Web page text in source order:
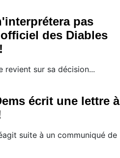
pas
officiel des Diables
revient sur sa décision...
écrit une lettre à
suite à un communiqué de